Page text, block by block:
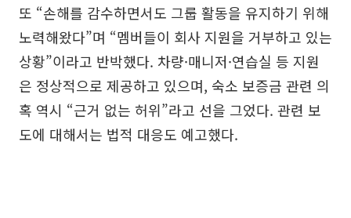
또 “손해를 감수하면서도 그룹 활동을 유지하기 위해
노력해왔다”며 “멤버들이 회사 지원을 거부하고 있는
상황”이라고 반박했다. 차량·매니저·연습실 등 지원
은 정상적으로 제공하고 있으며, 숙소 보증금 관련 의
혹 역시 “근거 없는 허위”라고 선을 그었다. 관련 보
도에 대해서는 법적 대응도 예고했다.